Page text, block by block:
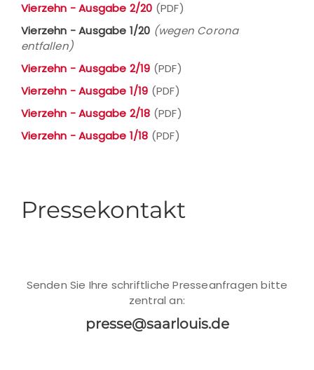
Vierzehn - Ausgabe 2/20 (PDF)
Vierzehn - Ausgabe 1/20 (wegen Corona
entfallen)
Vierzehn - Ausgabe 2/19 (PDF)
Vierzehn - Ausgabe 1/19 (PDF)
Vierzehn - Ausgabe 2/18 (PDF)
Vierzehn - Ausgabe 1/18 (PDF)
Pressekontakt
Senden Sie Ihre schriftliche Presseanfragen bitte
zentral an:
presse@saarlouis.de